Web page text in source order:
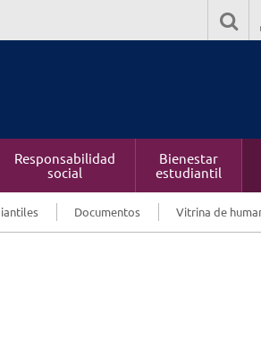
Responsabilidad
social
Bienestar
estudiantil
Documentos Vitrina de